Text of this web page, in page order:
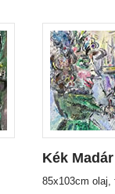
Kék Madár
85x103cm